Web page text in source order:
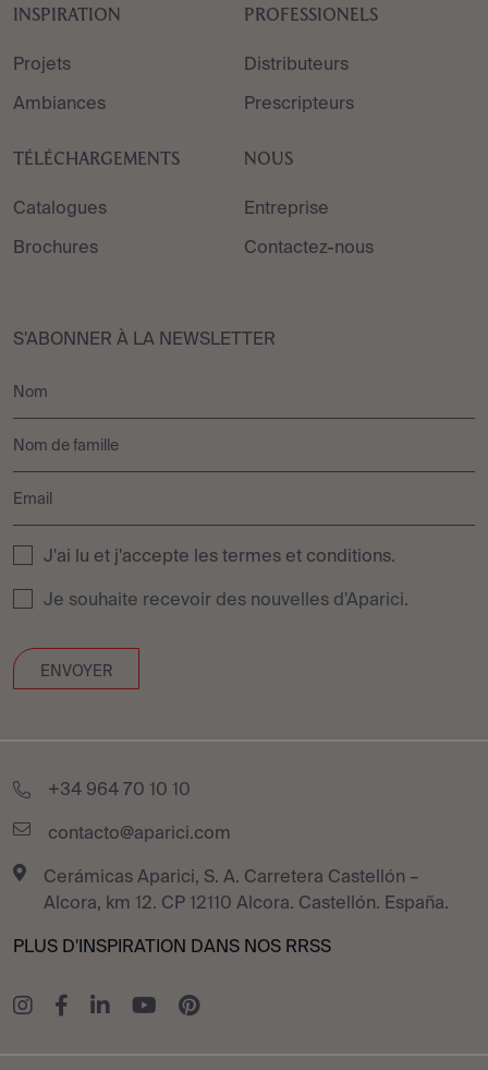
INSPIRATION
Projets
Ambiances
PROFESSIONELS
Distributeurs
Prescripteurs
TÉLÉCHARGEMENTS
Catalogues
Brochures
NOUS
Entreprise
Contactez-nous
S'ABONNER À LA NEWSLETTER
J'ai lu et j'accepte lestermes et conditions.
Je souhaite recevoir des nouvelles d'Aparici.
+34 964 70 10 10
contacto@aparici.com
Cerámicas Aparici, S. A. Carretera Castellón –
Alcora, km 12. CP 12110 Alcora. Castellón. España.
PLUS D'INSPIRATION DANS NOS RRSS